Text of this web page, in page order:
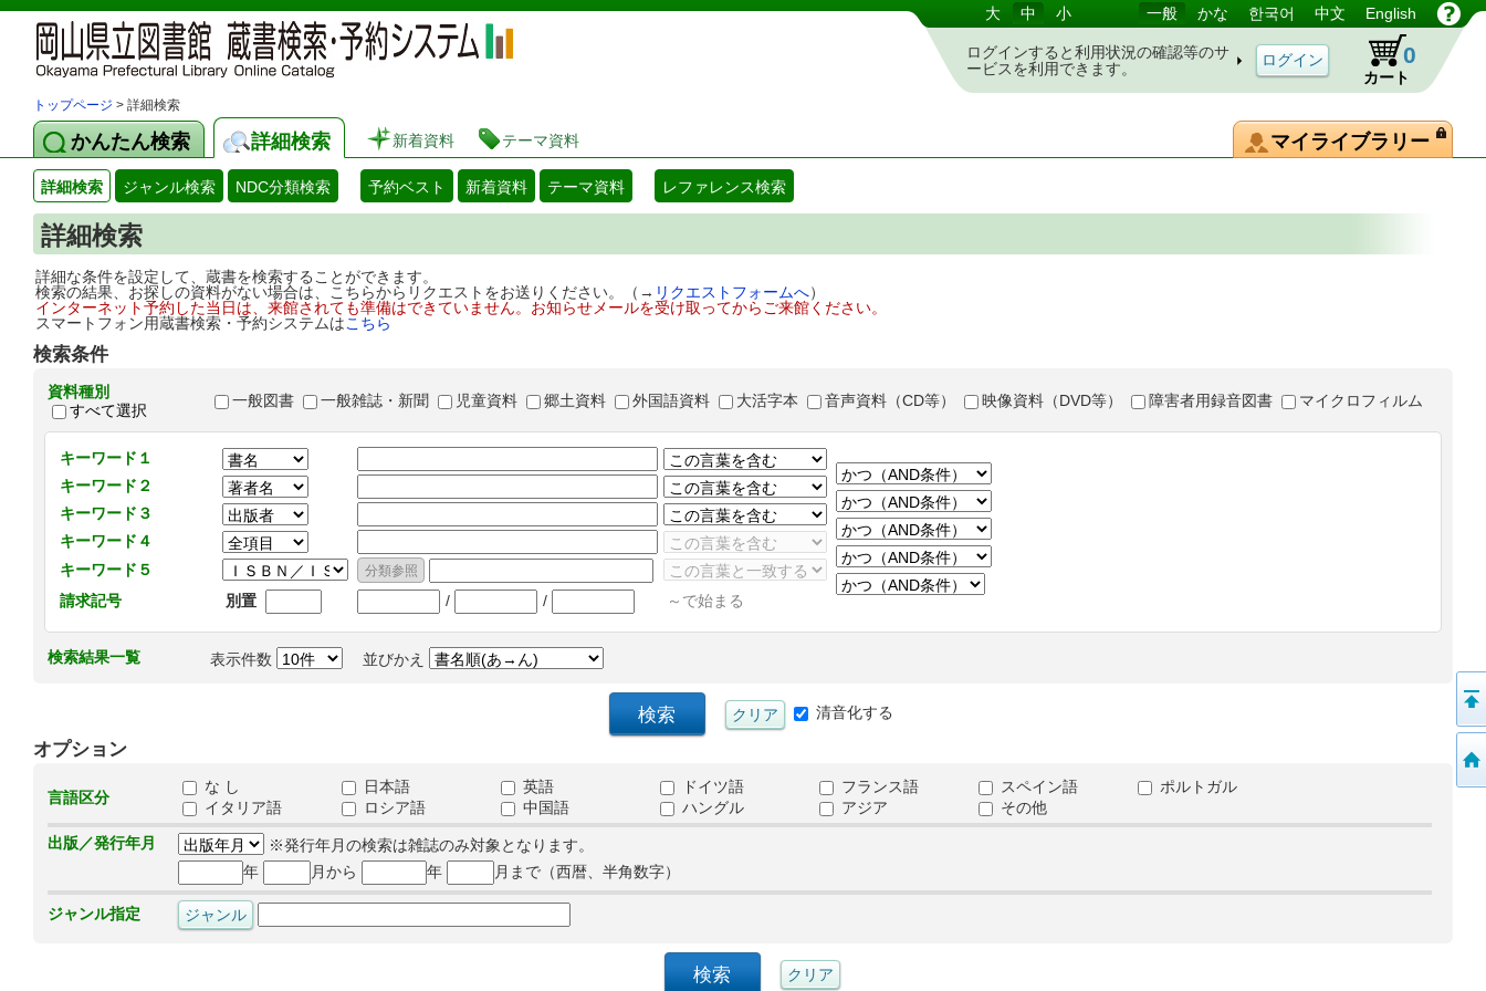
岡山県立図書館 蔵書検索・予約システム 大 中 小 一般 かな 한국어 中文 English
ログインすると利用状況の確認等のサ
ービスを利用できます。
カート
0
トップページ > 詳細検索
かんたん検索 詳細検索 新着資料 テーマ資料 マイライブラリー
詳細検索 ジャンル検索 NDC分類検索 予約ベスト 新着資料 テーマ資料 レファレンス検索
詳細検索
詳細な条件を設定して、蔵書を検索することができます。
検索の結果、お探しの資料がない場合は、こちらからリクエストをお送りください。（→ リクエストフォームへ）
インターネット予約した当日は、来館されても準備はできていません。お知らせメールを受け取ってからご来館ください。
スマートフォン用蔵書検索・予約システムはこちら
検索条件
資料種別
すべて選択
一般図書 一般雑誌・新聞 児童資料 郷土資料 外国語資料 大活字本 音声資料（CD等） 映像資料（DVD等） 障害者用録音図書 マイクロフィルム
キーワード１
キーワード２
キーワード３
キーワード４
キーワード５
請求記号
別置 / / ～で始まる
検索結果一覧 表示件数 並びかえ
清音化する
オプション
言語区分
な し 日本語 英語 ドイツ語 フランス語 スペイン語
ポルトガル
イタリア語
ロシア語 中国語 ハングル アジア
その他
出版／発行年月
※発行年月の検索は雑誌のみ対象となります。
年
月から 年 月まで（西暦、半角数字）
ジャンル指定